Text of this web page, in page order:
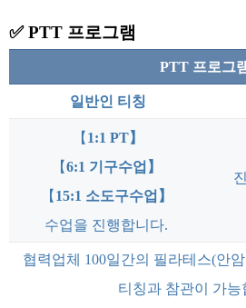
✅ PTT 프로그램
PTT 프로그
일반인 티칭
【 1:1 PT】
【6:1 기구수업 】
【 15:1 소도구수업 】
수업을 진행합니다.
협력업체 100일간의 필라테스(안
티칭과 참관이 가능